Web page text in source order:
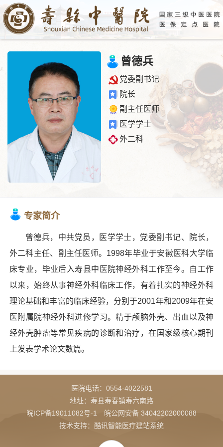
曾德兵
党委副书记
院长
副主任医师
医学学士
外二科
专家简介
曾德兵，中共党员，医学学士，党委副书记、院长，
外二科主任、副主任医师。1998年毕业于安徽医科大学临
床专业，毕业后入寿县中医院神经外科工作至今。自工作
以来，始终从事神经外科临床工作，有着扎实的神经外科
理论基础和丰富的临床经验，分别于2001年和2009年在安
医附属院神经外科进修学习。精于颅脑外壳、出血以及神
经外壳肿瘤等常见疾病的诊断和治疗，在国家级核心期刊
上发表学术论文数篇。
医院电话： 0554-4022581
地址：寿县寿春镇寿六南路
皖ICP备19011082号-1
皖公网安备 34042202000088
技术支持：酷讯智能医疗建站系统